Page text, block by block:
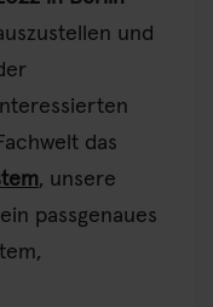
und
das
, unsere
passgenaues